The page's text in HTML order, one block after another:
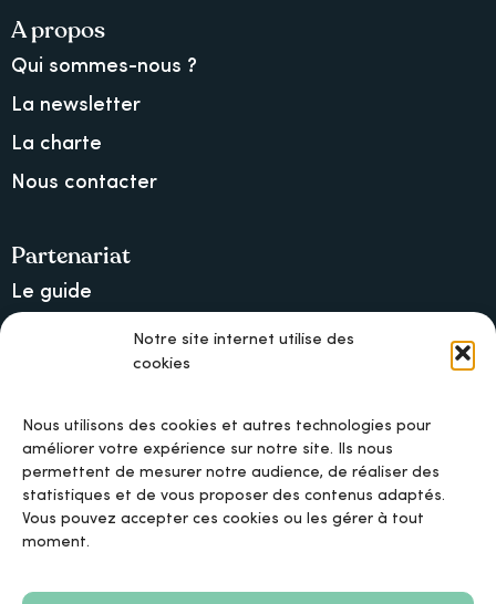
Notre site internet utilise des
cookies
Nous utilisons des cookies et autres technologies pour
améliorer votre expérience sur notre site. Ils nous
permettent de mesurer notre audience, de réaliser des
statistiques et de vous proposer des contenus adaptés.
Vous pouvez accepter ces cookies ou les gérer à tout
moment.
A propos
Qui sommes-nous ?
La newsletter
La charte
Nous contacter
Partenariat
Le guide
Lancer une collecte sur Ulule
MAIF, l’assureur militant
Mentions légales
Politique de confidentialité